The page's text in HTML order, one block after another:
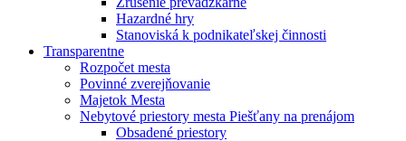
Hazardné hry
Stanoviská k podnikateľskej činnosti
Transparentne
Rozpočet mesta
Povinné zverejňovanie
Majetok Mesta
Nebytové priestory mesta Piešťany na prenájom
Obsadené priestory